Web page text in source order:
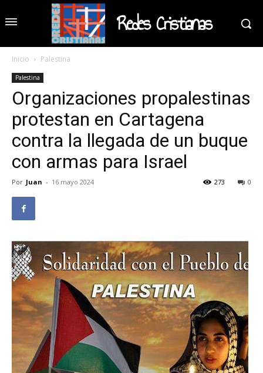
Redes Cristianas
Inicio Palestina
Palestina
Organizaciones propalestinas
protestan en Cartagena
contra la llegada de un buque
con armas para Israel
Por Juan - 16 mayo 2024 0
273